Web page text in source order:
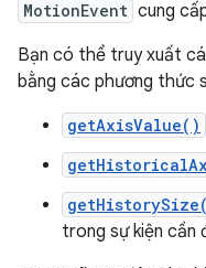
MotionEvent cung
Bạn có thể truy xuất
bằng các phương thức
getAxisValue()
trong sự kiện cần